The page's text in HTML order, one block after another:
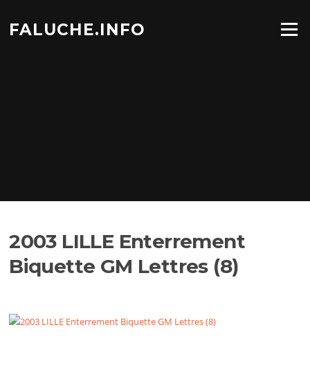
contenu
FALUCHE.INFO Menu
2003 LILLE Enterrement
Biquette GM Lettres (8)